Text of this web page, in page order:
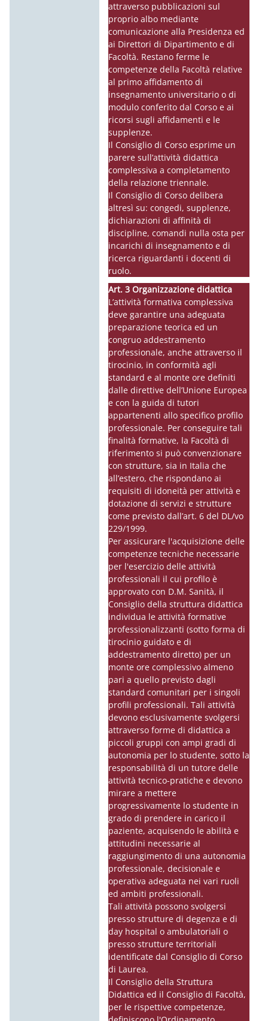
attraverso pubblicazioni sul
proprio albo mediante
comunicazione alla Presidenza ed
ai Direttori di Dipartimento e di
Facoltà. Restano ferme le
competenze della Facoltà relative
al primo affidamento di
insegnamento universitario o di
modulo conferito dal Corso e ai
ricorsi sugli affidamenti e le
supplenze.
Il Consiglio di Corso esprime un
parere sull’attività didattica
complessiva a completamento
della relazione triennale.
Il Consiglio di Corso delibera
altresì su: congedi, supplenze,
dichiarazioni di affinità di
discipline, comandi nulla osta per
incarichi di insegnamento e di
ricerca riguardanti i docenti di
ruolo.
Art. 3 Organizzazione didattica
L’attività formativa complessiva
deve garantire una adeguata
preparazione teorica ed un
congruo addestramento
professionale, anche attraverso il
tirocinio, in conformità agli
standard e al monte ore definiti
dalle direttive dell’Unione Europea
e con la guida di tutori
appartenenti allo specifico profilo
professionale. Per conseguire tali
finalità formative, la Facoltà di
riferimento si può convenzionare
con strutture, sia in Italia che
all’estero, che rispondano ai
requisiti di idoneità per attività e
dotazione di servizi e strutture
come previsto dall’art. 6 del DL/vo
229/1999.
Per assicurare l'acquisizione delle
competenze tecniche necessarie
per l'esercizio delle attività
professionali il cui profilo è
approvato con D.M. Sanità, il
Consiglio della struttura didattica
individua le attività formative
professionalizzanti (sotto forma di
tirocinio guidato e di
addestramento diretto) per un
monte ore complessivo almeno
pari a quello previsto dagli
standard comunitari per i singoli
profili professionali. Tali attività
devono esclusivamente svolgersi
attraverso forme di didattica a
piccoli gruppi con ampi gradi di
autonomia per lo studente, sotto la
responsabilità di un tutore delle
attività tecnico-pratiche e devono
mirare a mettere
progressivamente lo studente in
grado di prendere in carico il
paziente, acquisendo le abilità e
attitudini necessarie al
raggiungimento di una autonomia
professionale, decisionale e
operativa adeguata nei vari ruoli
ed ambiti professionali.
Tali attività possono svolgersi
presso strutture di degenza e di
day hospital o ambulatoriali o
presso strutture territoriali
identificate dal Consiglio di Corso
di Laurea.
Il Consiglio della Struttura
Didattica ed il Consiglio di Facoltà,
per le rispettive competenze,